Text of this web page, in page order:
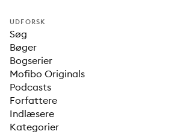
UDFORSK
Søg
Bøger
Bogserier
Mofibo Originals
Podcasts
Forfattere
Indlæsere
Kategorier